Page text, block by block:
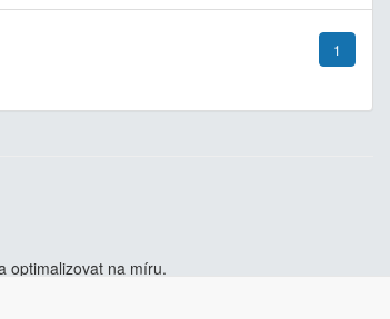
1
optimalizovat na míru.